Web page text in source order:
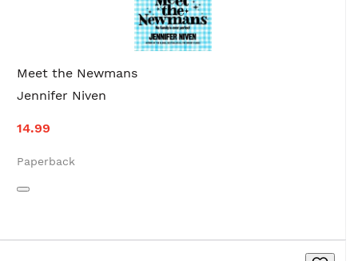
Meet the Newmans
Jennifer Niven
14.99
Paperback